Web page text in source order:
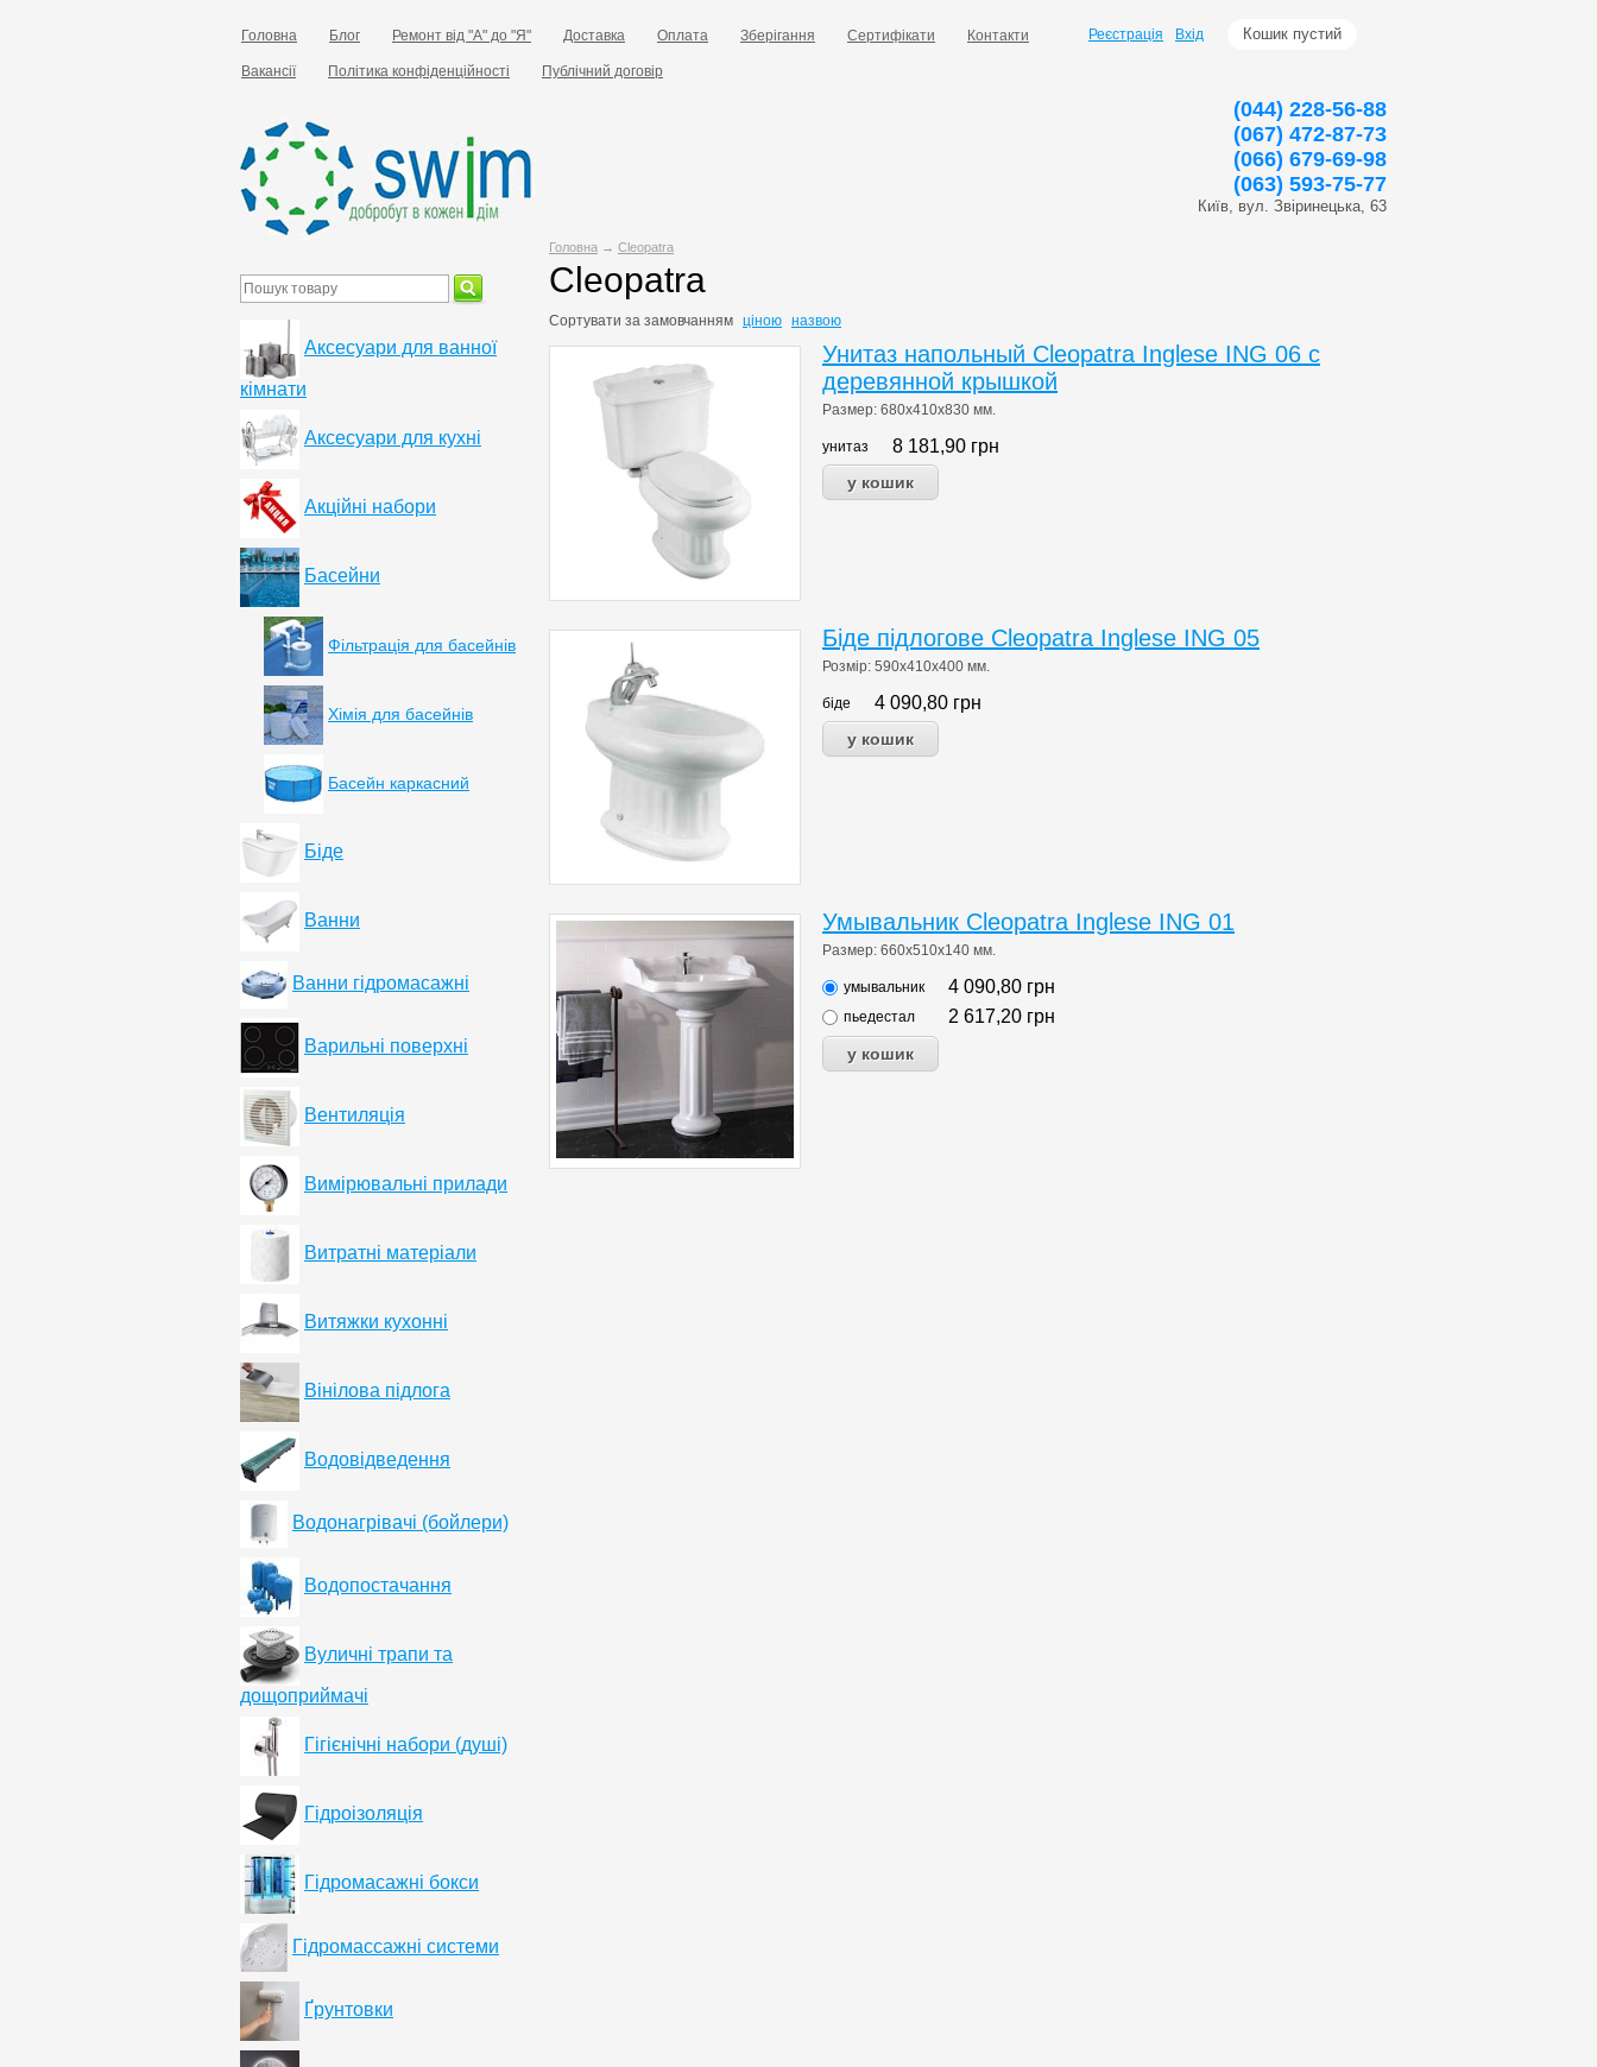
Головна Блог Ремонт від "А" до "Я" Доставка Оплата Зберігання Сертифікати Контакти
Вакансії Політика конфіденційності Публічний договір
Кошик пустий
Реєстрація Вхід
(044) 228-56-88
(067) 472-87-73
(066) 679-69-98
(063) 593-75-77
Київ, вул. Звіринецька, 63
Головна → Cleopatra
Cleopatra
Сортувати за замовчанням ціною назвою
Унитаз напольный Cleopatra Inglese ING 06 с
деревянной крышкой
Размер: 680х410х830 мм.
унитаз 8 181,90 грн
Біде підлогове Cleopatra Inglese ING 05
Розмір: 590х410х400 мм.
біде 4 090,80 грн
Умывальник Cleopatra Inglese ING 01
Размер: 660х510х140 мм.
умывальник 4 090,80 грн
пьедестал 2 617,20 грн
Аксесуари для ванної
кімнати
Аксесуари для кухні
Акційні набори
Басейни
Фільтрація для басейнів
Хімія для басейнів
Басейн каркасний
Біде
Ванни
Ванни гідромасажні
Варильні поверхні
Вентиляція
Вимірювальні прилади
Витратні матеріали
Витяжки кухонні
Вінілова підлога
Водовідведення
Водонагрівачі (бойлери)
Водопостачання
Вуличні трапи та
дощоприймачі
Гігієнічні набори (душі)
Гідроізоляція
Гідромасажні бокси
Гідромассажні системи
Ґрунтовки